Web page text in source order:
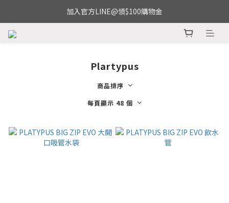
加入官方LINE@領$100購物金
Plartypus
商品排序
每頁顯示 48 個